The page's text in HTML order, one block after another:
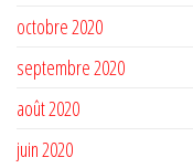
octobre 2020
septembre 2020
août 2020
juin 2020